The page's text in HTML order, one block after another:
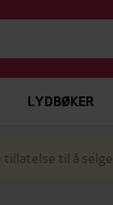
LYDBØKER
til å